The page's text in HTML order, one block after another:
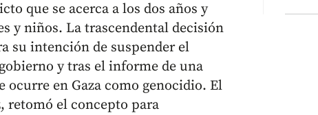
que se acerca a los dos años y
y niños. La trascendental decisión
su intención de suspender el
y tras el informe de una
ocurre en Gaza como genocidio. El
retomó el concepto para